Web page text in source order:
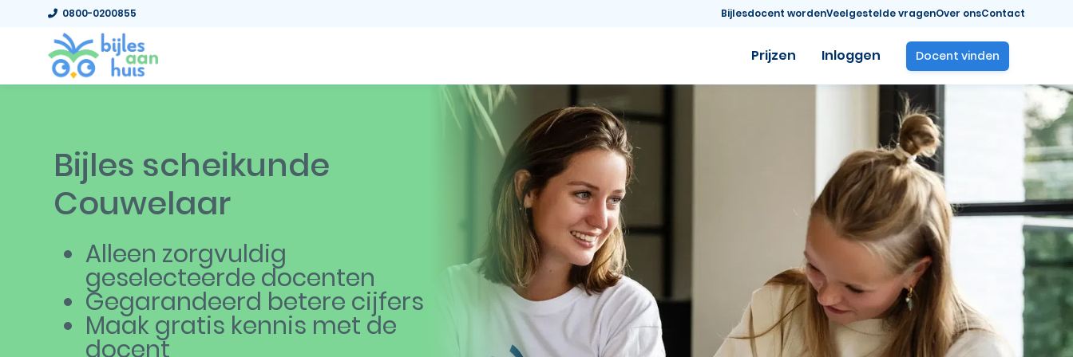
0800-0200855 Bijlesdocent wordenVeelgestelde vragenOver onsContact
Prijzen Inloggen Docent vinden
Bijles scheikunde
Couwelaar
Alleen zorgvuldig
geselecteerde docenten
Gegarandeerd betere cijfers
Maak gratis kennis met de
docent